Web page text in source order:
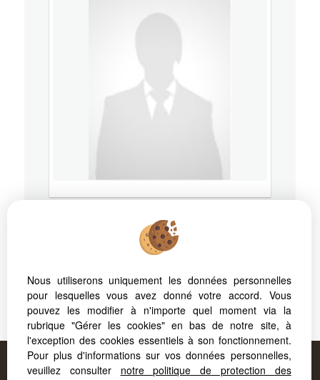
04 50 77 87 89
RSAC: - Ville du greffe:
Proposé parFORCAPRIMM, votre agence à
AIX LES BAINS!
Nous utiliserons uniquement les données personnelles
pour lesquelles vous avez donné votre accord. Vous
pouvez les modifier à n'importe quel moment via la
rubrique "Gérer les cookies" en bas de notre site, à
l'exception des cookies essentiels à son fonctionnement.
Pour plus d'informations sur vos données personnelles,
veuillez consulter notre politique de protection des